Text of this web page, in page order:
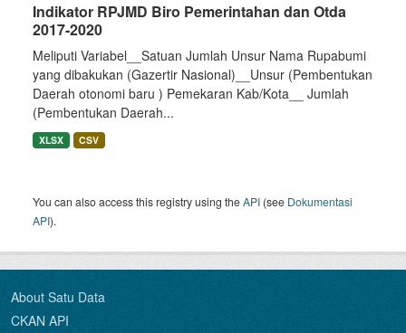
Indikator RPJMD Biro Pemerintahan dan Otda
2017-2020
Meliputi Variabel__Satuan Jumlah Unsur Nama Rupabumi
yang dibakukan (Gazertir Nasional)__Unsur (Pembentukan
Daerah otonomi baru ) Pemekaran Kab/Kota__ Jumlah
(Pembentukan Daerah...
XLSX CSV
You can also access this registry using theAPI (see Dokumentasi
API).
About Satu Data
CKAN API